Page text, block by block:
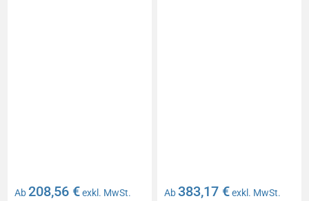
Ab208,56 €exkl. MwSt. Ab383,17 €exkl. MwSt.